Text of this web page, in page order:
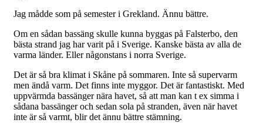
Jag mådde som på semester i Grekland. Ännu bättre.
Om en sådan bassäng skulle kunna byggas på Falsterbo, den
bästa strand jag har varit på i Sverige. Kanske bästa av alla de
varma länder. Eller någonstans i norra Sverige.
Det är så bra klimat i Skåne på sommaren. Inte så supervarm
men ändå varm. Det finns inte myggor. Det är fantastiskt. Med
uppvärmda bassänger nära havet, så att man kan t ex simma i
sådana bassänger och sedan sola på stranden, även när havet
inte är så varmt, blir det ännu bättre stämning.